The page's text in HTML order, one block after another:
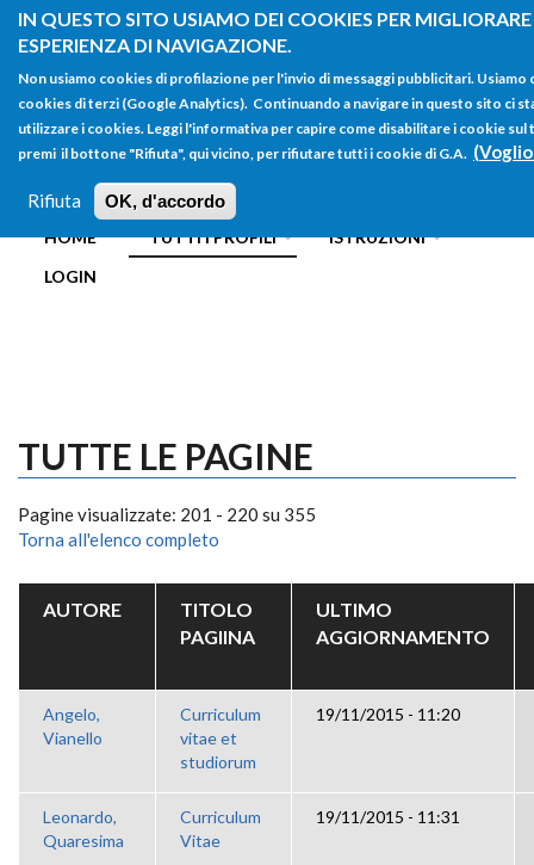
IN QUESTO SITO USIAMO DEI COOKIES PER
ESPERIENZA DI NAVIGAZIONE.
Non usiamo cookies di profilazione per l'invio di messaggi pubblicitari. Usiamo
cookies di terzi (Google Analytics). Continuando a navigare in questo sito ci
utilizzare i cookies. Leggi l'informativa per capire come disabilitare i cookie
premi il bottone "Rifiuta", qui vicino, per rifiutare tutti i cookie di G.A.
Rifiuta OK, d'accordo
Salta al contenuto principale
FORM
DI
RICERCA
Main menu
HOME TUTTI I PROFILI
ISTRUZIONI
LOGIN
TUTTE LE PAGINE
Pagine visualizzate: 201 - 220 su 355
Torna all'elenco completo
AUTORE
TITOLO
PAGIINA
ULTIMO
AGGIORNAMENTO
Angelo,
Vianello
Curriculum
vitae et
studiorum
19/11/2015 - 11:20
Leonardo,
Quaresima
Curriculum
Vitae
19/11/2015 - 11:31